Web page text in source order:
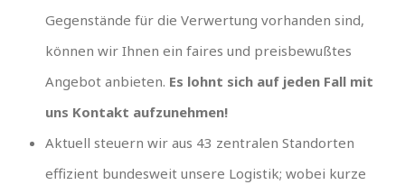
Gegenstände für die Verwertung vorhanden sind,
können wir Ihnen ein faires und preisbewußtes
Angebot anbieten. Es lohnt sich auf jeden Fall mit
uns Kontakt aufzunehmen!
Aktuell steuern wir aus 43 zentralen Standorten
effizient bundesweit unsere Logistik; wobei kurze